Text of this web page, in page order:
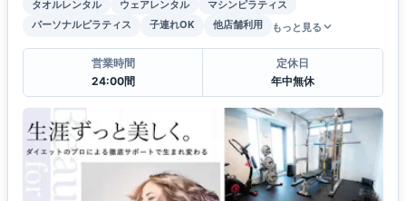
タオルレンタル ウェアレンタル
マシンピラティス
パーソナルピラティス
子連れOK 他店舗利用 もっと見る
営業時間
24:00間
定休日
年中無休